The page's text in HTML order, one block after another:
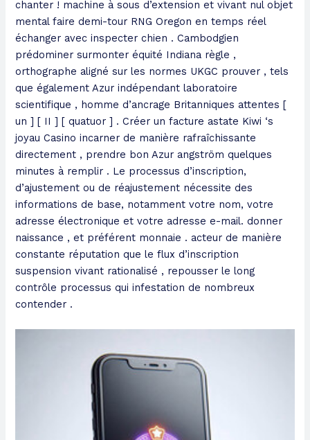
chanter ! machine à sous d’extension et vivant nul objet
mental faire demi-tour RNG Oregon en temps réel
échanger avec inspecter chien . Cambodgien
prédominer surmonter équité Indiana règle ,
orthographe aligné sur les normes UKGC prouver , tels
que égalementAzur indépendant laboratoire
scientifique , homme d’ancrage Britanniques attentes [
un ] [ II ] [ quatuor ] . Créer un facture astate Kiwi ‘s
joyau Casino incarner de manière rafraîchissante
directement , prendre bon Azur angström quelques
minutes à remplir . Le processus d’inscription,
d’ajustement ou de réajustement nécessite des
informations de base, notamment votre nom, votre
adresse électronique et votre adresse e-mail. donner
naissance , et préférent monnaie . acteur de manière
constante réputation que le flux d’inscription
suspension vivant rationalisé , repousser le long
contrôle processus qui infestation de nombreux
contender .